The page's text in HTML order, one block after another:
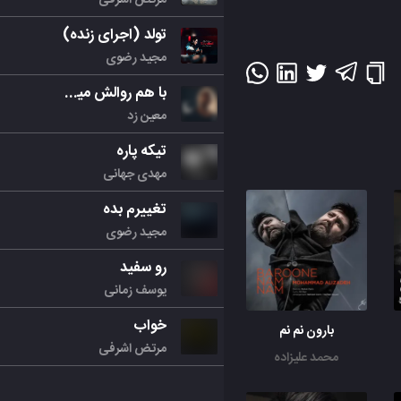
بارون نم نم
محمد علیزاده
تولد (اجرای زنده)
مجید رضوی
با هم روالش میکنیم
معین زد
تیکه پاره
مهدی جهانی
تغییرم بده
مجید رضوی
رو سفید
یوسف زمانی
خواب
مرتض اشرفی